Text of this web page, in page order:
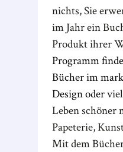
nichts, Sie
im Jahr ein
Produkt ihrer
Programm
Bücher im
Design oder
Leben schöner
Papeterie,
Mit dem